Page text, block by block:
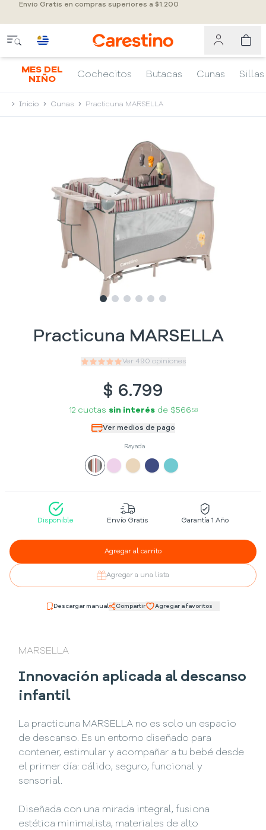
Envío Gratis en compras superiores a $1.200
MES DEL
NIÑO
Cochecitos Butacas Cunas Sillas
Inicio Cunas Practicuna MARSELLA
Slide1
Slide2
Slide3
Slide4
SlideSlide
Practicuna MARSELLA
Ver 490 opiniones
$ 6.799
12 cuotas sin interésde $566 58
Ver medios de pago
Rayada
Disponible Envío Gratis Garantía 1 Año
Agregar al carrito
Agregar a una lista
Descargar manual Compartir Agregar a favoritos
MARSELLA
Innovación aplicada al descanso
infantil
La practicuna MARSELLA no es solo un espacio
de descanso. Es un entorno diseñado para
contener, estimular y acompañar a tu bebé desde
el primer día: cálido, seguro, funcional y
sensorial.
Diseñada con una mirada integral, fusiona
estética minimalista, materiales de alto